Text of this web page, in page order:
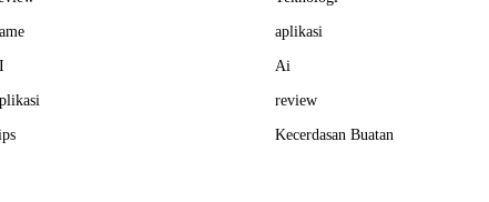
aplikasi
Ai
review
Kecerdasan Buatan